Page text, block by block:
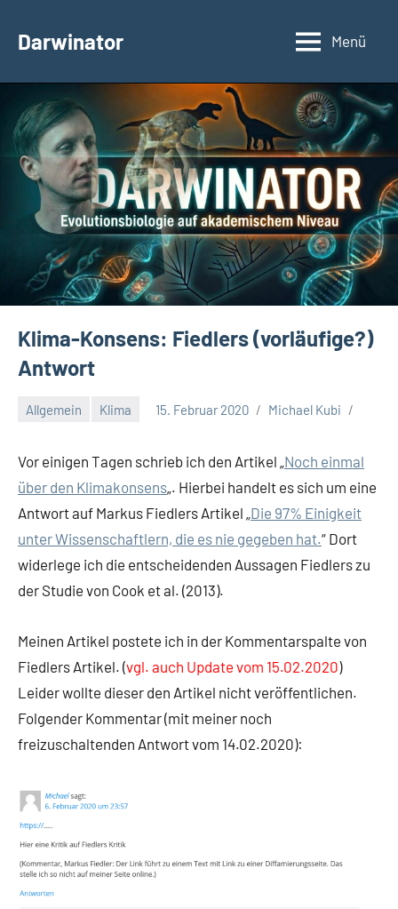
InhaltDarwinator
Evolutionsbiologie
Menü
Klima-Konsens: Fiedlers (vorläufige?)
Antwort
Allgemein Klima 15. Februar 2020 Michael Kubi
Vor einigen Tagen schrieb ich den Artikel „Noch einmal
über den Klimakonsens„. Hierbei handelt es sich um eine
Antwort auf Markus Fiedlers Artikel „Die 97% Einigkeit
unter Wissenschaftlern, die es nie gegeben hat.“ Dort
widerlege ich die entscheidenden Aussagen Fiedlers zu
der Studie von Cook et al. (2013).
Meinen Artikel postete ich in der Kommentarspalte von
Fiedlers Artikel. (vgl. auch Update vom 15.02.2020)
Leider wollte dieser den Artikel nicht veröffentlichen.
Folgender Kommentar (mit meiner noch
freizuschaltenden Antwort vom 14.02.2020):